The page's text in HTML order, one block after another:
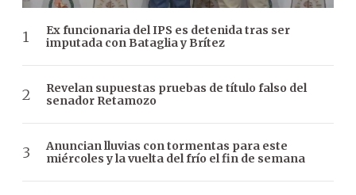
Ex funcionaria del IPS es detenida tras ser
imputada con Bataglia y Brítez
Revelan supuestas pruebas de título falso del
senador Retamozo
Anuncian lluvias con tormentas para este
miércoles y la vuelta del frío el fin de semana